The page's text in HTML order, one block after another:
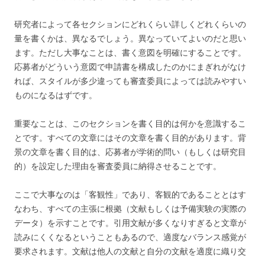
研究者によって各セクションにどれくらい詳しくどれくらいの
量を書くかは、異なるでしょう。異なっていてよいのだと思い
ます。ただし大事なことは、書く意図を明確にすることです。
応募者がどういう意図で申請書を構成したのかにまぎれがなけ
れば、スタイルが多少違っても審査委員によっては読みやすい
ものになるはずです。
重要なことは、このセクションを書く目的は何かを意識するこ
とです。すべての文章にはその文章を書く目的があります。背
景の文章を書く目的は、応募者が学術的問い（もしくは研究目
的）を設定した理由を審査委員に納得させることです。
ここで大事なのは「客観性」であり、客観的であることとはす
なわち、すべての主張に根拠（文献もしくは予備実験の実際の
データ）を示すことです。引用文献が多くなりすぎると文章が
読みにくくなるということもあるので、適度なバランス感覚が
要求されます。文献は他人の文献と自分の文献を適度に織り交